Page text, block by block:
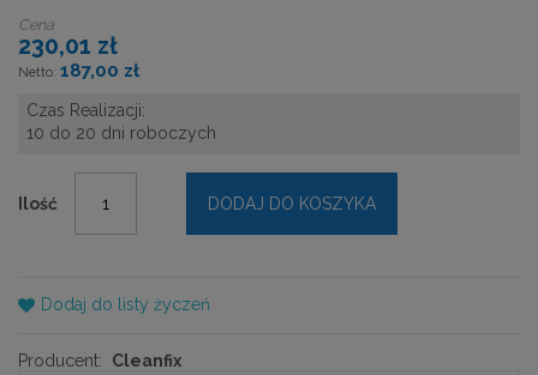
Cena
230,01 zł
187,00 zł
Czas Realizacji:
10 do 20 dni roboczych
Ilość DODAJ DO KOSZYKA
Dodaj do listy życzeń
Producent: Cleanfix